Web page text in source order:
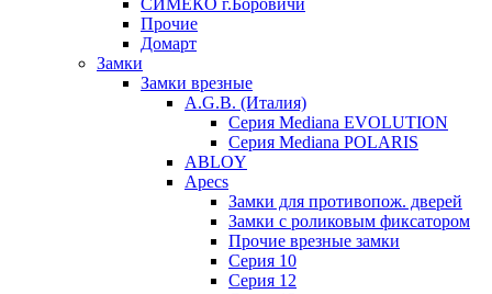
СИМЕКО г.Боровичи
Прочие
Домарт
Замки
Замки врезные
A.G.B. (Италия)
Серия Mediana EVOLUTION
Серия Mediana POLARIS
ABLOY
Apecs
Замки для противопож. дверей
Замки с роликовым фиксатором
Прочие врезные замки
Серия 10
Серия 12